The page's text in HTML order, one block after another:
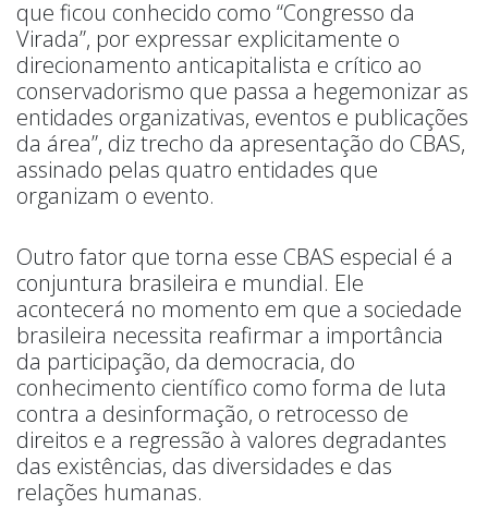
que ficou conhecido como “Congresso da
Virada”, por expressar explicitamente o
direcionamento anticapitalista e crítico ao
conservadorismo que passa a hegemonizar as
entidades organizativas, eventos e publicações
da área”, diz trecho da apresentação do CBAS,
assinado pelas quatro entidades que
organizam o evento.
Outro fator que torna esse CBAS especial é a
conjuntura brasileira e mundial. Ele
acontecerá no momento em que a sociedade
brasileira necessita reafirmar a importância
da participação, da democracia, do
conhecimento científico como forma de luta
contra a desinformação, o retrocesso de
direitos e a regressão à valores degradantes
das existências, das diversidades e das
relações humanas.